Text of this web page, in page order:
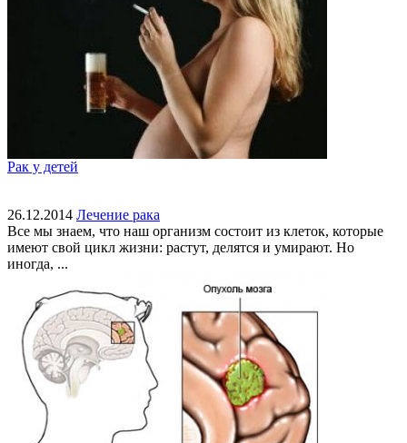
Рак у детей
26.12.2014 Лечение рака
Все мы знаем, что наш организм состоит из клеток, которые
имеют свой цикл жизни: растут, делятся и умирают. Но
иногда, ...